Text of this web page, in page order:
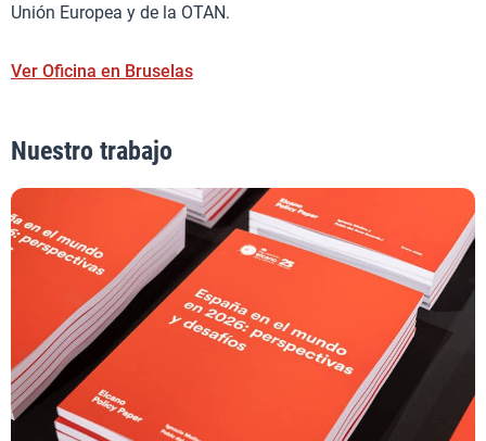
Unión Europea y de la OTAN.
Ver Oficina en Bruselas
Nuestro trabajo